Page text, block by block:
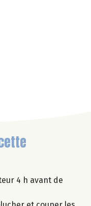
4 h avant de